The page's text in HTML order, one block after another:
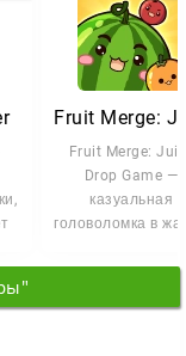
Fruit Merge:
Drop Game —
казуальная
головоломка в
Brave HK